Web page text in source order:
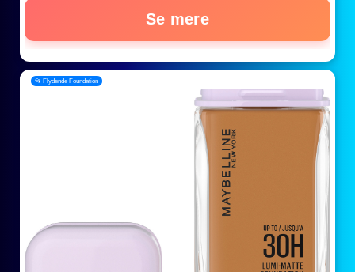
Se mere
📂 Flydende Foundation